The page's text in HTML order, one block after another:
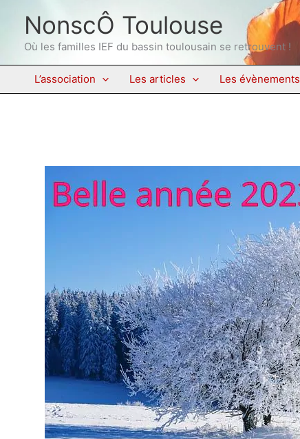
contenu
NonscÔ Toulouse
Où les familles IEF du bassin toulousain se retrouvent !
L’association Les articles Les évènements